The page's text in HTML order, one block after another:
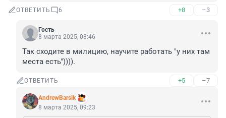
ОТВЕТИТЬ 6 +8 –3
Гость
8 марта 2025, 08:46
Так сходите в милицию, научите работать "у них там
места есть")))).
ОТВЕТИТЬ +5 –7
AndrewBarsik
8 марта 2025, 09:23